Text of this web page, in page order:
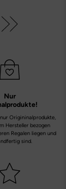
Nur
Origininalprodukte,
Hersteller bezogen
Regalen liegen und
sind.